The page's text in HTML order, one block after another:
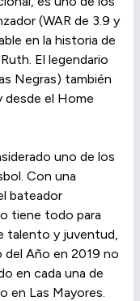
(WAR de 3.9 y
en la historia de
El legendario
Negras) también
desde el Home
uno de los
Con una
bateador
tiene todo para
talento y juventud,
Año en 2019 no
en cada una de
en Las Mayores.